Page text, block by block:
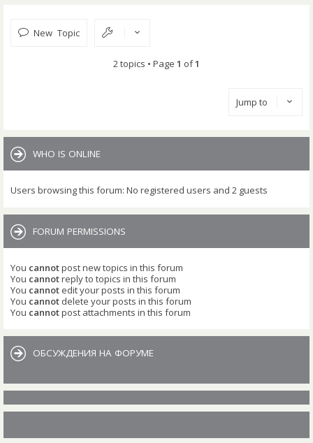
New Topic
2 topics • Page 1 of1
Jump to
WHO IS ONLINE
Users browsing this forum: No registered users and 2 guests
FORUM PERMISSIONS
You cannotpost new topics in this forum
You cannotreply to topics in this forum
You cannot edit your posts in this forum
You cannot delete your posts in this forum
You cannotpost attachments in this forum
ОБСУЖДЕНИЯ НА ФОРУМЕ